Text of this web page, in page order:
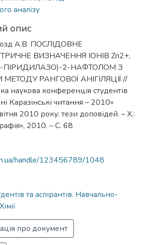
аналізу
опис
А.В. ПОСЛІДОВНЕ
ВИЗНАЧЕННЯ ІОНІВ Zn2+,
ПІРИДИЛАЗО)-2-НАФТОЛОМ З
РАНГОВОЇ АНІГІЛЯЦІЇ //
наукова конференція студентів
Каразінські читання – 2010»
2010 року: тези доповідей. – Х.:
2010. – С. 68
handle/123456789/1048
та аспірантів. Навчально-
про документ